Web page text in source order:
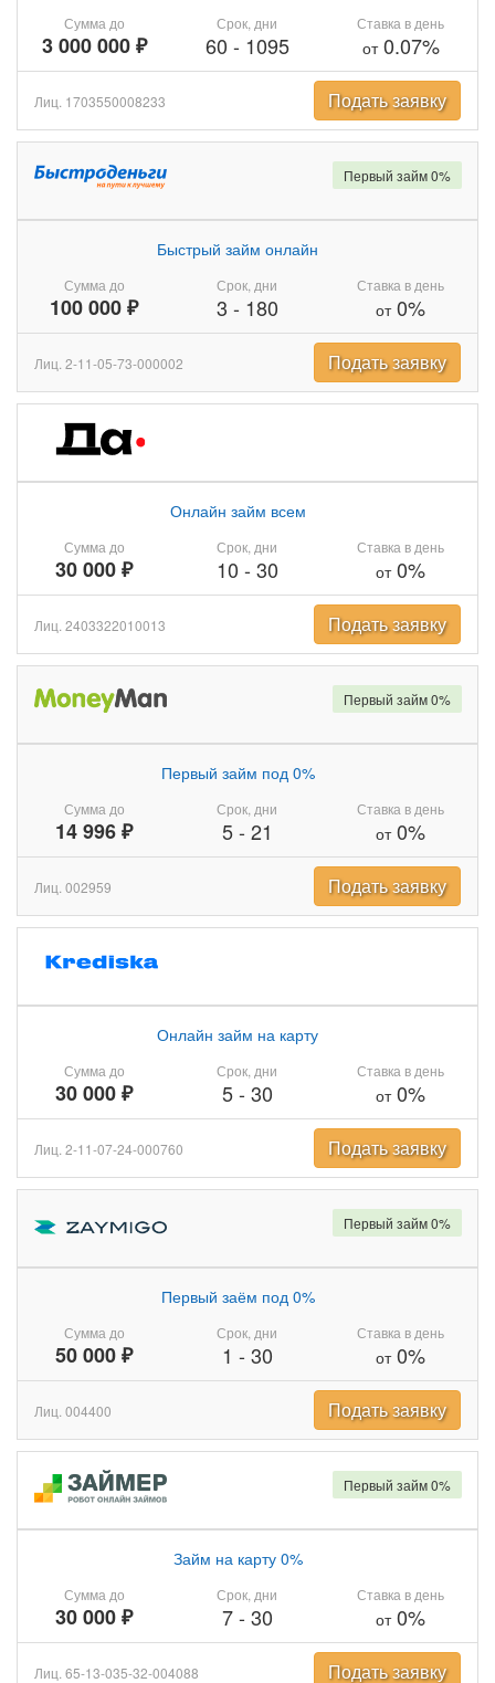
Сумма до
3 000 000 ₽
Срок, дни
60 - 1095
Ставка в день
от0.07%
Лиц. 1703550008233 Подать заявку
Сумма до
100 000 ₽
Быстрый займ онлайн
Срок, дни
3 - 180
Ставка в день
от0%
Первый займ 0%
Лиц. 2-11-05-73-000002 Подать заявку
Сумма до
30 000 ₽
Онлайн займ всем
Срок, дни
10 - 30
Ставка в день
от0%
Лиц. 2403322010013 Подать заявку
Сумма до
14 996 ₽
Первый займ под 0%
Срок, дни
5- 21
Ставка в день
от0%
Первый займ 0%
Лиц. 002959 Подать заявку
Сумма до
30 000 ₽
Онлайн займ на карту
Срок, дни
5- 30
Ставка в день
от0%
Лиц. 2-11-07-24-000760 Подать заявку
Сумма до
50 000 ₽
Первый заём под 0%
Срок, дни
1 - 30
Ставка в день
от0%
Первый займ 0%
Лиц. 004400 Подать заявку
Сумма до
30 000 ₽
Займ на карту 0%
Срок, дни
7- 30
Ставка в день
от0%
Первый займ 0%
Лиц. 65-13-035-32-004088 Подать заявку